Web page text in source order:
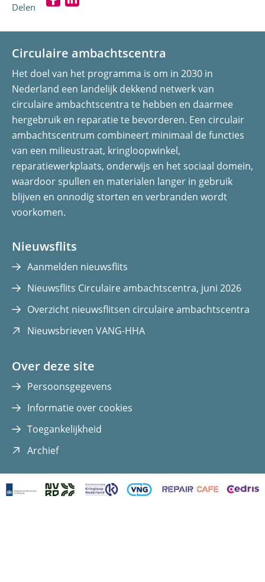
Delen
e
e
n
o
p
F
a
c
e
b
o
o
(opent
venster)
e
e
n
o
p
L
i
n
k
e
d
I
(opent
in
venster)
Circulaire ambachtscentra
Het doel van het programma is om in 2030 in
Nederland een landelijk dekkend netwerk van
circulaire ambachtscentra te hebben en daarmee
hergebruik en reparatie te bevorderen. Een circulair
ambachtscentrum combineert minimaal de functies
van een milieustraat, kringloopwinkel,
reparatiewerkplaats, onderwijs en het sociaal domein,
waardoor spullen en materialen langer in gebruik
blijven en onnodig storten en verbranden wordt
voorkomen.
Nieuwsflits
Aanmelden nieuwsflits
Nieuwsflits Circulaire ambachtscentra, juni 2026
Overzicht nieuwsflitsen circulaire ambachtscentra
Nieuwsbrieven VANG-HHA(opent
Over deze site
Persoonsgegevens
Informatie over cookies
Toegankelijkheid
Archief(opent
nieuw
venster)